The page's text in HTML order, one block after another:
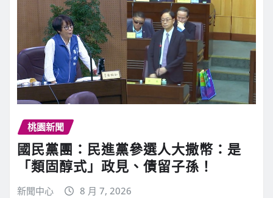
桃園新聞
國民黨團：民進黨參選人大撒幣：是
「類固醇式」政見、債留子孫！
新聞中心 8 月 7, 2026